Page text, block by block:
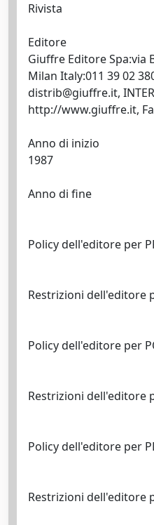
Rivista
Editore
Giuffre Editore Spa:via
Milan Italy:011 39 02
distrib@giuffre.it,
Anno di inizio
Anno di fine
Policy dell'editore per
Restrizioni dell'editore
Policy dell'editore per
Restrizioni dell'editore
Policy dell'editore per
Restrizioni dell'editore